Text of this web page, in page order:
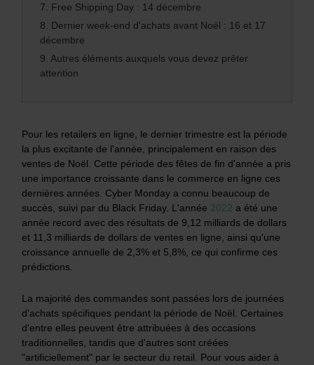
7. Free Shipping Day : 14 décembre
8. Dernier week-end d'achats avant Noël : 16 et 17
décembre
9. Autres éléments auxquels vous devez prêter
attention
Pour les retailers en ligne, le dernier trimestre est la période
la plus excitante de l'année, principalement en raison des
ventes de Noël. Cette période des fêtes de fin d'année a pris
une importance croissante dans le commerce en ligne ces
dernières années. Cyber Monday a connu beaucoup de
succès, suivi par du Black Friday. L'année 2022 a été une
année record avec des résultats de 9,12 milliards de dollars
et 11,3 milliards de dollars de ventes en ligne, ainsi qu'une
croissance annuelle de 2,3% et 5,8%, ce qui confirme ces
prédictions.
La majorité des commandes sont passées lors de journées
d'achats spécifiques pendant la période de Noël. Certaines
d'entre elles peuvent être attribuées à des occasions
traditionnelles, tandis que d'autres sont créées
"artificiellement" par le secteur du retail. Pour vous aider à